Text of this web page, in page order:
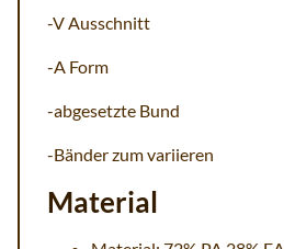
-V Ausschnitt
-A Form
-abgesetzte Bund
-Bänder zum variieren
Material